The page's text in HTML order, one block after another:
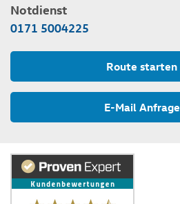
Notdienst
0171 5004225
Route starten
E-Mail Anfrage